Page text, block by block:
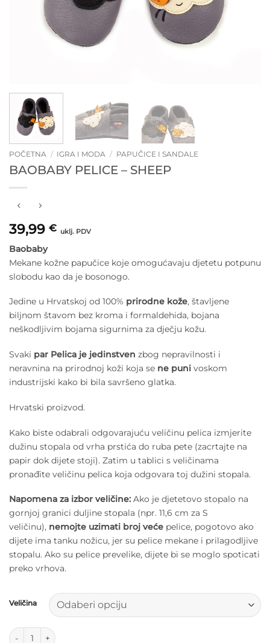
POČETNA / IGRA I MODA / PAPUČICE I SANDALE
BAOBABY PELICE – SHEEP
39,99 € uklj. PDV
Baobaby
Mekane kožne papučice koje omogućavaju djetetu potpunu
slobodu kao da je bosonogo.
Jedine u Hrvatskoj od 100% prirodne kože, štavljene
biljnom štavom bez kroma i formaldehida, bojana
neškodljivim bojama sigurnima za dječju kožu.
Svaki par Pelica je jedinstven zbog nepravilnosti i
neravnina na prirodnoj koži koja se ne puni voskom
industrijski kako bi bila savršeno glatka.
Hrvatski proizvod.
Kako biste odabrali odgovarajuću veličinu pelica izmjerite
dužinu stopala od vrha prstića do ruba pete (zacrtajte na
papir dok dijete stoji). Zatim u tablici s veličinama
pronađite veličinu pelica koja odgovara toj dužini stopala.
Napomena za izbor veličine: Ako je djetetovo stopalo na
gornjoj granici duljine stopala (npr. 11,6 cm za S
veličinu), nemojte uzimati broj veće pelice, pogotovo ako
dijete ima tanku nožicu, jer su pelice mekane i prilagodljive
stopalu. Ako su pelice prevelike, dijete bi se moglo spoticati
preko vrhova.
Veličina
Baobaby Pelice - Sheep količina